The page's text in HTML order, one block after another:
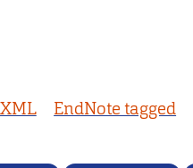
EndNote tagged